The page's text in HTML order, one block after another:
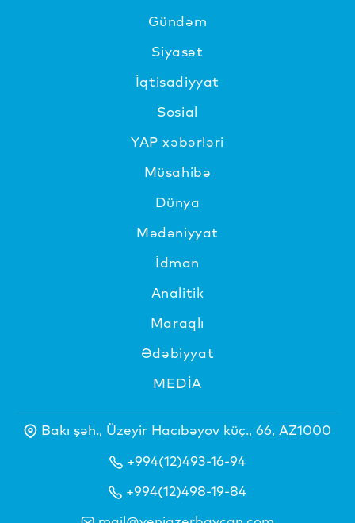
Gündəm
Siyasət
İqtisadiyyat
Sosial
YAP xəbərləri
Müsahibə
Dünya
Mədəniyyat
İdman
Analitik
Maraqlı
Ədəbiyyat
MEDİA
Bakı şəh., Üzeyir Hacıbəyov küç., 66, AZ1000
+994(12)493-16-94
+994(12)498-19-84